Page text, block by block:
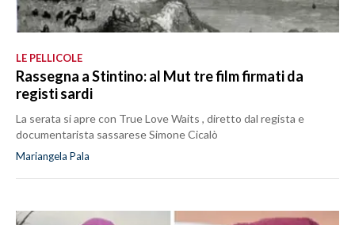
LE PELLICOLE
Rassegna a Stintino: al Mut tre film firmati da
registi sardi
La serata si apre con True Love Waits , diretto dal regista e
documentarista sassarese Simone Cicalò
Mariangela Pala